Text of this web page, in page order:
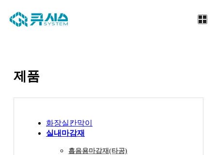
제품
화장실칸막이
실내마감재
흡음용마감재(타공)